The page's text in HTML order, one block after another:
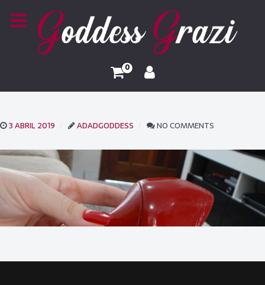
0
3 ABRIL 2019 ADADGODDESS NO COMMENTS